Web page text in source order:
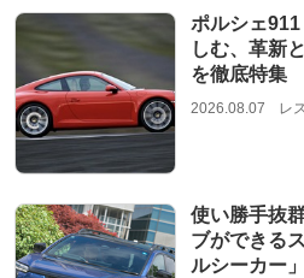
ポルシェ
しむ、革新
を徹底特集
2026.08.07 レ
使い勝手抜
ブができる
ルシーカー